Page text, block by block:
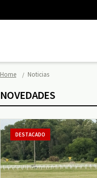
Home Noticias
NOVEDADES
DESTACADO